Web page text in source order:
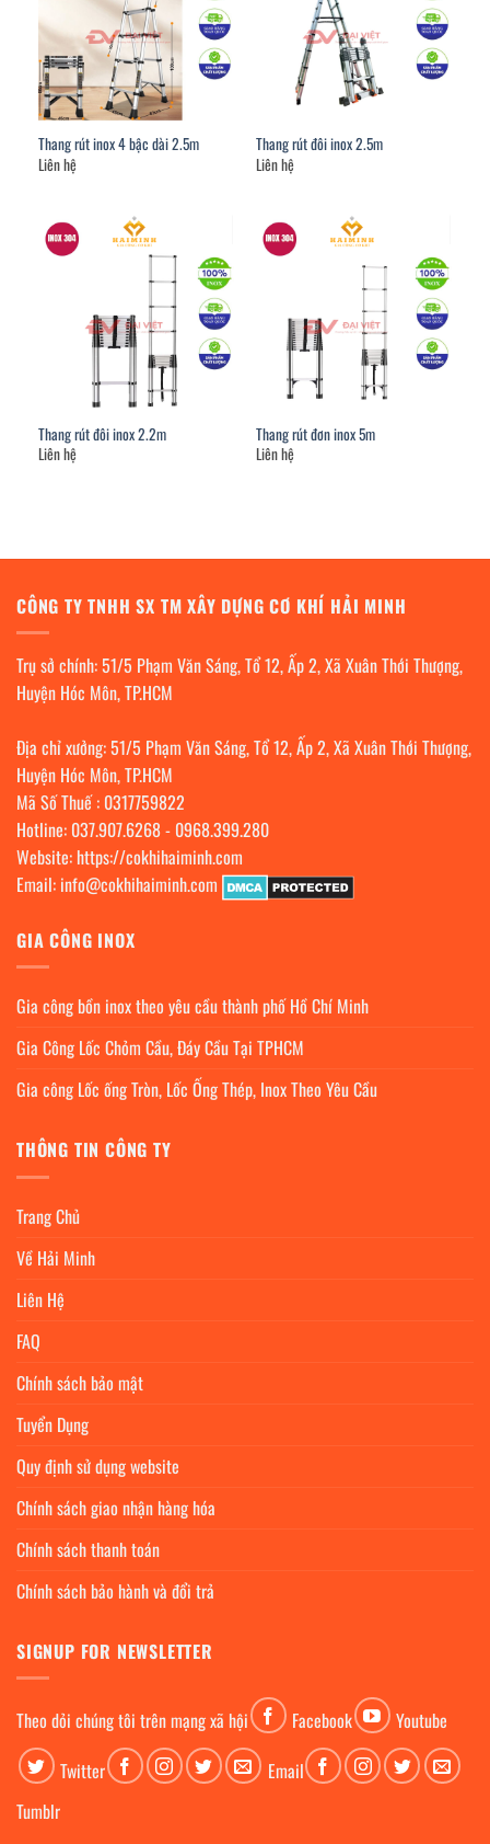
Thang rút inox 4 bậc dài 2.5m
Liên hệ
Thang rút đôi inox 2.5m
Liên hệ
Thang rút đôi inox 2.2m
Liên hệ
Thang rút đơn inox 5m
Liên hệ
CÔNG TY TNHH SX TM XÂY DỰNG CƠ KHÍ HẢI MINH
Trụ sở chính: 51/5 Phạm Văn Sáng, Tổ 12, Ấp 2, Xã Xuân Thới Thượng,
Huyện Hóc Môn, TP.HCM
Địa chỉ xưởng: 51/5 Phạm Văn Sáng, Tổ 12, Ấp 2, Xã Xuân Thới Thượng,
Huyện Hóc Môn, TP.HCM
Mã Số Thuế : 0317759822
Hotline: 037.907.6268- 0968.399.280
Website: https://cokhihaiminh.com
Email: info@cokhihaiminh.com
GIA CÔNG INOX
Gia công bồn inox theo yêu cầu thành phố Hồ Chí Minh
Gia Công Lốc Chỏm Cầu, Đáy Cầu Tại TPHCM
Gia công Lốc ống Tròn, Lốc Ống Thép, Inox Theo Yêu Cầu
THÔNG TIN CÔNG TY
Trang Chủ
Về Hải Minh
Liên Hệ
FAQ
Chính sách bảo mật
Tuyển Dụng
Quy định sử dụng website
Chính sách giao nhận hàng hóa
Chính sách thanh toán
Chính sách bảo hành và đổi trả
SIGNUP FOR NEWSLETTER
Theo dỏi chúng tôi trên mạng xã hội Facebook
Youtube
Twitter
Email
Tumblr